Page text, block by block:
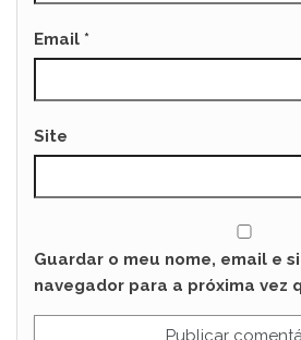
Email *
Site
Guardar o meu nome, email e
navegador para a próxima vez